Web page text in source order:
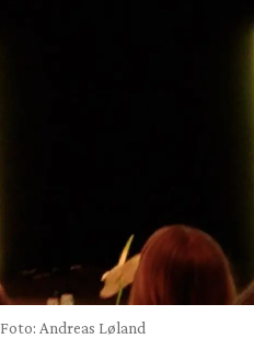
Foto: Andreas Løland